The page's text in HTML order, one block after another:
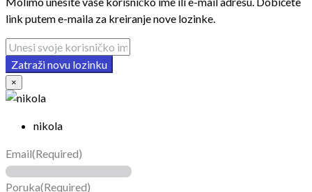
link putem e-maila za kreiranje nove lozinke.
Zatraži novu lozinku
×
nikola
Email(Required)
Poruka(Required)